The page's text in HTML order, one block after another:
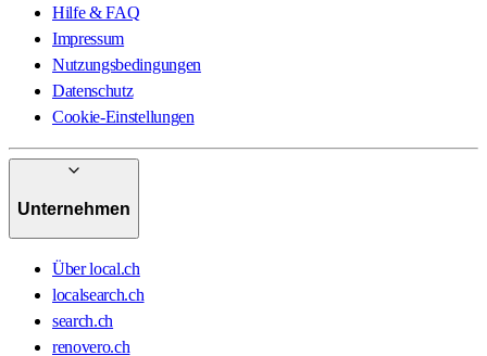
Hilfe & FAQ
Impressum
Nutzungsbedingungen
Datenschutz
Cookie-Einstellungen
Unternehmen
Über local.ch
localsearch.ch
search.ch
renovero.ch